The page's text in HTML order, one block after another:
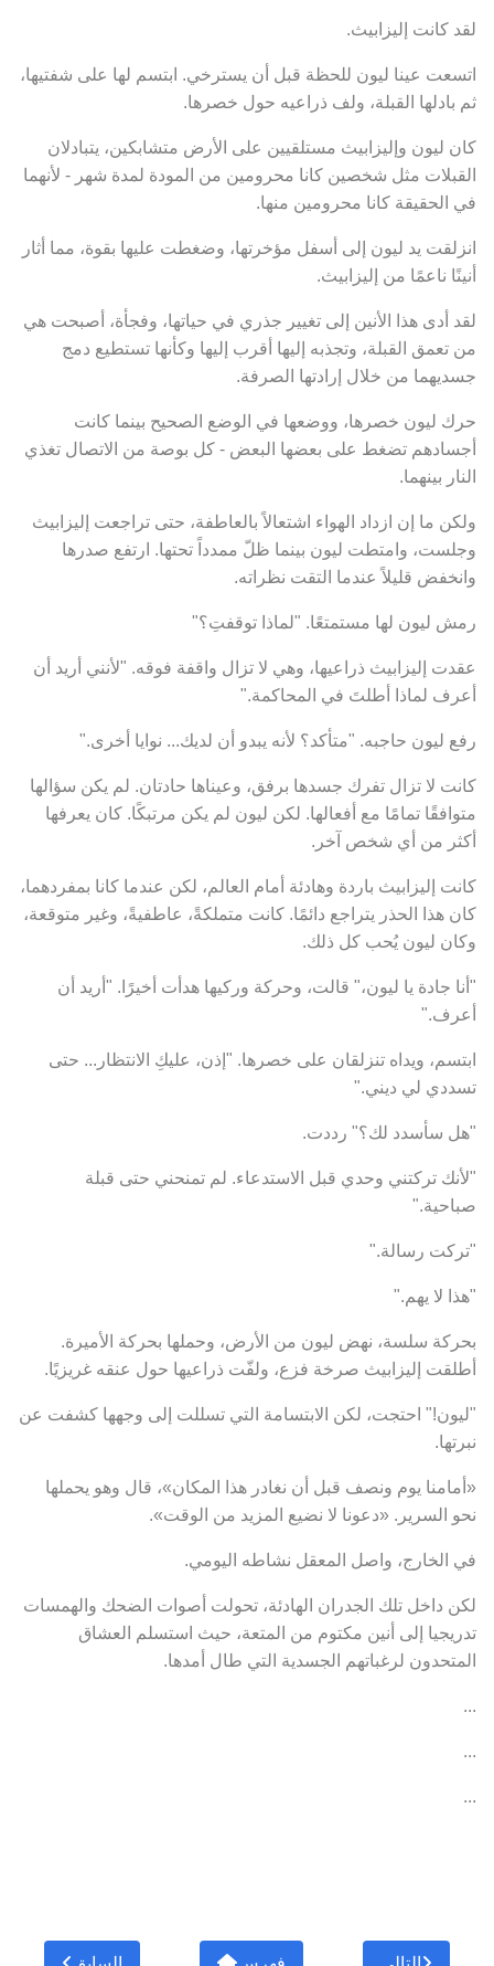
لقد كانت إليزابيث.
اتسعت عينا ليون للحظة قبل أن يسترخي. ابتسم لها على شفتيها،
ثم بادلها القبلة، ولف ذراعيه حول خصرها.
كان ليون وإليزابيث مستلقيين على الأرض متشابكين، يتبادلان
القبلات مثل شخصين كانا محرومين من المودة لمدة شهر - لأنهما
في الحقيقة كانا محرومين منها.
انزلقت يد ليون إلى أسفل مؤخرتها، وضغطت عليها بقوة، مما أثار
أنينًا ناعمًا من إليزابيث.
لقد أدى هذا الأنين إلى تغيير جذري في حياتها، وفجأة، أصبحت هي
من تعمق القبلة، وتجذبه إليها أقرب إليها وكأنها تستطيع دمج
جسديهما من خلال إرادتها الصرفة.
حرك ليون خصرها، ووضعها في الوضع الصحيح بينما كانت
أجسادهم تضغط على بعضها البعض - كل بوصة من الاتصال تغذي
النار بينهما.
ولكن ما إن ازداد الهواء اشتعالاً بالعاطفة، حتى تراجعت إليزابيث
وجلست، وامتطت ليون بينما ظلّ ممدداً تحتها. ارتفع صدرها
وانخفض قليلاً عندما التقت نظراته.
رمش ليون لها مستمتعًا. "لماذا توقفتِ؟"
عقدت إليزابيث ذراعيها، وهي لا تزال واقفة فوقه. "لأنني أريد أن
أعرف لماذا أطلتَ في المحاكمة."
رفع ليون حاجبه. "متأكد؟ لأنه يبدو أن لديك... نوايا أخرى."
كانت لا تزال تفرك جسدها برفق، وعيناها حادتان. لم يكن سؤالها
متوافقًا تمامًا مع أفعالها. لكن ليون لم يكن مرتبكًا. كان يعرفها
أكثر من أي شخص آخر.
كانت إليزابيث باردة وهادئة أمام العالم، لكن عندما كانا بمفردهما،
كان هذا الحذر يتراجع دائمًا. كانت متملكةً، عاطفيةً، وغير متوقعة،
وكان ليون يُحب كل ذلك.
"أنا جادة يا ليون،" قالت، وحركة وركيها هدأت أخيرًا. "أريد أن
أعرف."
ابتسم، ويداه تنزلقان على خصرها. "إذن، عليكِ الانتظار... حتى
تسددي لي ديني."
"هل سأسدد لك؟" رددت.
"لأنك تركتني وحدي قبل الاستدعاء. لم تمنحني حتى قبلة
صباحية."
"تركت رسالة."
"هذا لا يهم."
بحركة سلسة، نهض ليون من الأرض، وحملها بحركة الأميرة.
أطلقت إليزابيث صرخة فزع، ولفّت ذراعيها حول عنقه غريزيًا.
"ليون!" احتجت، لكن الابتسامة التي تسللت إلى وجهها كشفت عن
نبرتها.
«أمامنا يوم ونصف قبل أن نغادر هذا المكان»، قال وهو يحملها
نحو السرير. «دعونا لا نضيع المزيد من الوقت».
في الخارج، واصل المعقل نشاطه اليومي.
لكن داخل تلك الجدران الهادئة، تحولت أصوات الضحك والهمسات
تدريجيا إلى أنين مكتوم من المتعة، حيث استسلم العشاق
المتحدون لرغباتهم الجسدية التي طال أمدها.